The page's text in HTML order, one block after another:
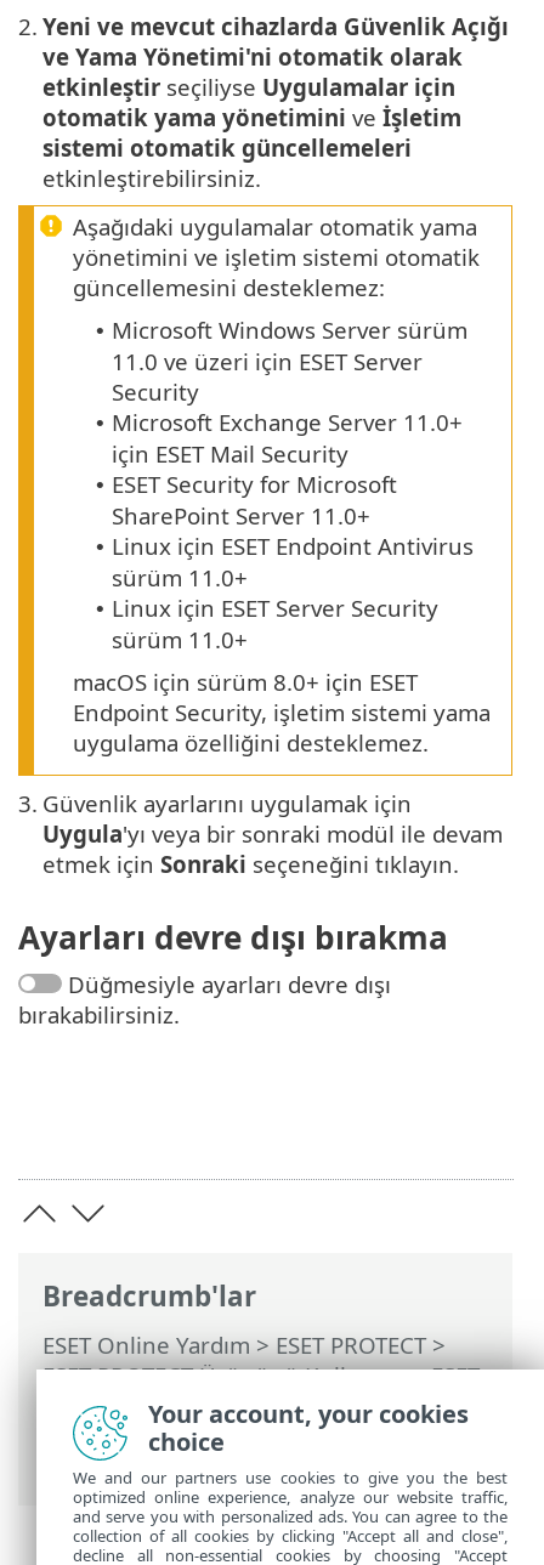
Breadcrumb'lar
ESET Online Yardım > ESET PROTECT>
ESET PROTECT Ürününü Kullanma>ESET
PROTECT Ana Menü>Yapılandırma>
Temel ayarlar> ESET Güvenlik Açığı ve
Yama YönetimiGüvenlik
2. Yeni ve mevcut cihazlarda Güvenlik Açığı
ve Yama Yönetimi'ni otomatik olarak
etkinleştir seçiliyse Uygulamalar için
otomatik yama yönetimini ve İşletim
sistemi otomatik güncellemeleri
etkinleştirebilirsiniz.
Aşağıdaki uygulamalar otomatik yama
yönetimini ve işletim sistemi otomatik
güncellemesini desteklemez:
• Microsoft Windows Server sürüm
11.0 ve üzeri için ESET Server
Security
• Microsoft Exchange Server 11.0+
için ESET Mail Security
• ESET Security for Microsoft
SharePoint Server 11.0+
• Linux için ESET Endpoint Antivirus
sürüm 11.0+
• Linux için ESET Server Security
sürüm 11.0+
macOS için sürüm 8.0+ için ESET
Endpoint Security, işletim sistemi yama
uygulama özelliğini desteklemez.
3. Güvenlik ayarlarını uygulamak için
Uygula'yı veya bir sonraki modül ile devam
etmek için Sonraki seçeneğini tıklayın.
Ayarları devre dışı bırakma
Düğmesiyle ayarları devre dışı
bırakabilirsiniz.
Your account, your cookies
choice
We and our partners use cookies to give you the best
optimized online experience, analyze our website traffic,
and serve you with personalized ads. You can agree to the
collection of all cookies by clicking "Accept all and close",
decline all non-essential cookies by choosing "Accept